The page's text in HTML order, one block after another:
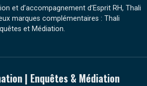
et d’accompagnement d’Esprit RH, Thali
marques complémentaires : Thali
et Médiation.
| Enquêtes & Médiation